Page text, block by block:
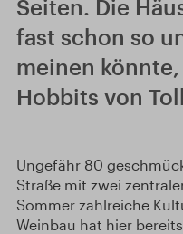
Seiten. Die
fast schon so
meinen
Hobbits von
Ungefähr 80
Straße mit zwei
Sommer zahlreiche
Weinbau hat hier